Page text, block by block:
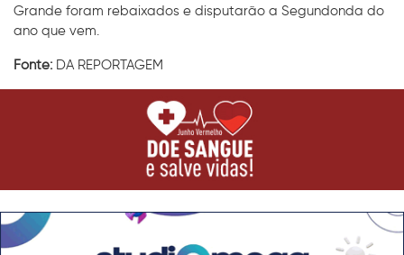
Grande foram rebaixados e disputarão a Segundonda do
ano que vem.
Fonte: DA REPORTAGEM